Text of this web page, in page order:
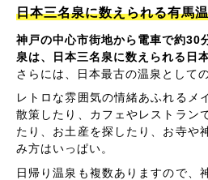
日本三名泉に数えられる有馬
神戸の中心市街地から電車で約30
泉は、日本三名泉に数えられる日
さらには、日本最古の温泉として
レトロな雰囲気の情緒あふれるメ
散策したり、カフェやレストラン
たり、お土産を探したり、お寺や
み方はいっぱい。
日帰り温泉も複数ありますので、